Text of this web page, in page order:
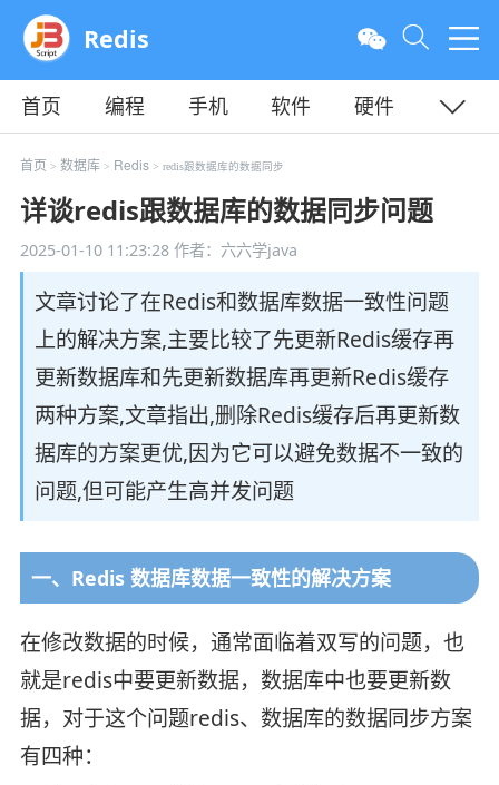
Redis
首页 编程 手机 软件
硬件
教程
平面 服务器
首页 > 数据库> Redis> redis跟数据库的数据同步
详谈redis跟数据库的数据同步问题
2025-01-10 11:23:28作者：六六学java
文章讨论了在Redis和数据库数据一致性问题
上的解决方案,主要比较了先更新Redis缓存再
更新数据库和先更新数据库再更新Redis缓存
两种方案,文章指出,删除Redis缓存后再更新数
据库的方案更优,因为它可以避免数据不一致的
问题,但可能产生高并发问题
一、Redis 数据库数据一致性的解决方案
在修改数据的时候，通常面临着双写的问题，也
就是redis中要更新数据，数据库中也要更新数
据，对于这个问题redis、数据库的数据同步方案
有四种：